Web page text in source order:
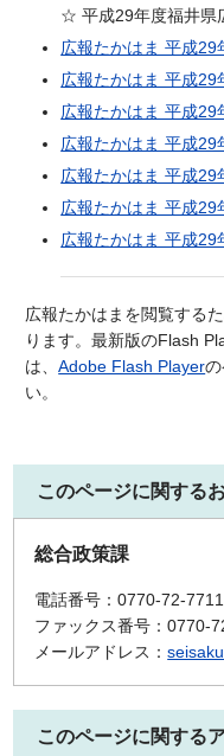
☆ 平成29年度福井県
広報たかはま 平成29
広報たかはま 平成29
広報たかはま 平成29
広報たかはま 平成29
広報たかはま 平成29
広報たかはま 平成29
広報たかはま 平成29
広報たかはまを閲覧する
ります。最新版のFlash
は、Adobe Flash Player
い。
このページに関する
総合政策課
電話番号：0770-72-7711
ファックス番号：0770-
メールアドレス：
このページに関する